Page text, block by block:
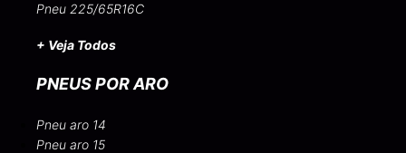
Pneu 225/65R16C
+ Veja Todos
PNEUS POR ARO
Pneu aro 14
Pneu aro 15